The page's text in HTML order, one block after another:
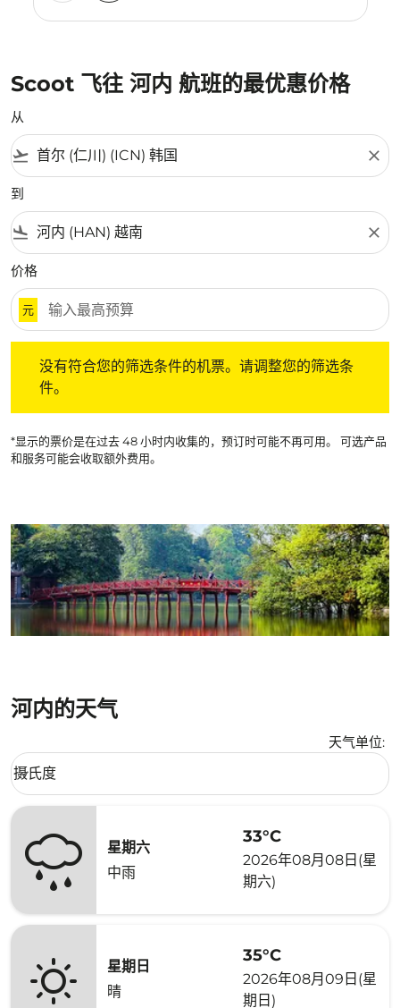
Scoot 飞往 河内 航班的最优惠价格
从
flight_takeoff close
到
flight_land close
价格
元
没有符合您的筛选条件的机票。请调整您的筛选条
件。
*显示的票价是在过去 48 小时内收集的，预订时可能不再可用。 可选产品
和服务可能会收取额外费用。
河内的天气
天气单位:
Weather unit option 摄氏度 Selected
摄氏度
keyboard_arrow_down
星期六
中雨
33°C
2026年08月08日(星
期六)
星期日
晴
35°C
2026年08月09日(星
期日)